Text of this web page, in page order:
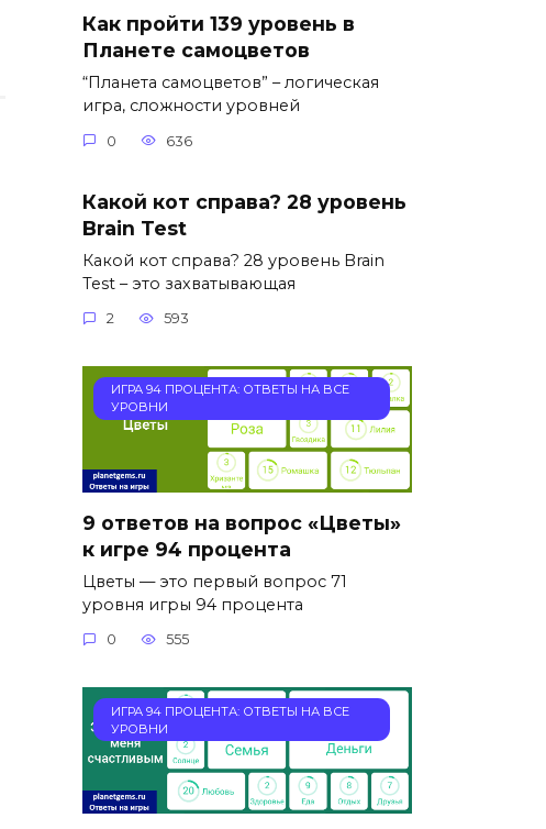
Как пройти 139 уровень в
Планете самоцветов
“Планета самоцветов” – логическая
игра, сложности уровней
0 636
Какой кот справа? 28 уровень
Brain Test
Какой кот справа? 28 уровень Brain
Test – это захватывающая
2 593
ИГРА 94 ПРОЦЕНТА: ОТВЕТЫ НА ВСЕ
УРОВНИ
9 ответов на вопрос «Цветы»
к игре 94 процента
Цветы — это первый вопрос 71
уровня игры 94 процента
0 555
ИГРА 94 ПРОЦЕНТА: ОТВЕТЫ НА ВСЕ
УРОВНИ